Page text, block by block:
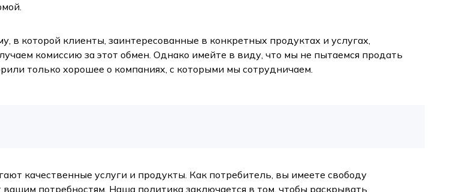
в которой клиенты, заинтересованные в конкретных продуктах и услугах,
комиссию за этот обмен. Однако имейте в виду, что мы не пытаемся продать
только хорошее о компаниях, с которыми мы сотрудничаем.
качественные услуги и продукты. Как потребитель, вы имеете свободу
потребностям. Наша политика заключается в том, чтобы раскрывать